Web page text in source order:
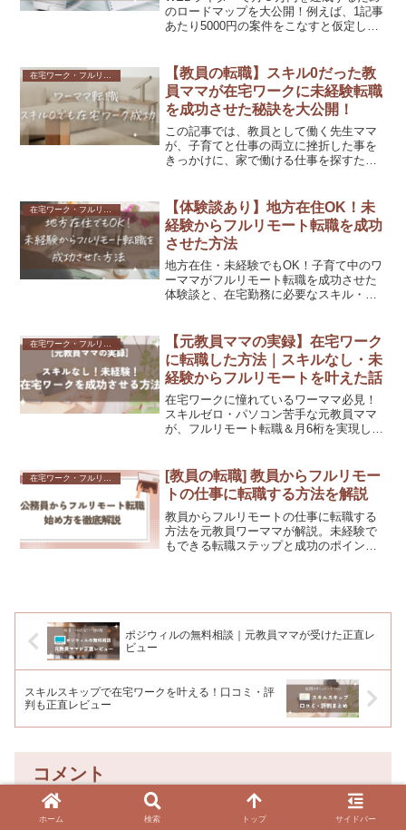
のロードマップを大公開！例えば、1記事
あたり5000円の案件をこなすと仮定し、
円で5000文字の記事を書ける案件が必要
です。
【教員の転職】スキル0だった教
員ママが在宅ワークに未経験転職
を成功させた秘訣を大公開！
この記事では、教員として働く先生ママ
が、子育てと仕事の両立に挫折した事を
きっかけに、家で働ける仕事を探すため
ら未経験の転職に成功しました。特に鍵
になったのはSNSの運用やウェブ関連の
スキル習得でした。それを学ぶ方法にも
触れています。
【体験談あり】地方在住OK！未
経験からフルリモート転職を成功
させた方法
地方在住・未経験でもOK！子育て中のワ
ーママがフルリモート転職を成功させた
体験談と、在宅勤務に必要なスキル・お
在宅ワーク・フルリモート
【元教員ママの実録】在宅ワーク
に転職した方法｜スキルなし・未
経験からフルリモートを叶えた話
在宅ワークに憧れているワーママ必見！
スキルゼロ・パソコン苦手な元教員ママ
が、フルリモート転職＆月6桁を実現した
在宅ワーク・フルリモート
[教員の転職] 教員からフルリモー
トの仕事に転職する方法を解説
教員からフルリモートの仕事に転職する
方法を元教員ワーママが解説。未経験で
もできる転職ステップと成功のポイント
ポジウィルの無料相談｜元教員ママが受けた正直レ
ビュー
スキルスキップで在宅ワークを叶える！口コミ・評
判も正直レビュー
コメント
ホーム 検索 トップ サイドバー